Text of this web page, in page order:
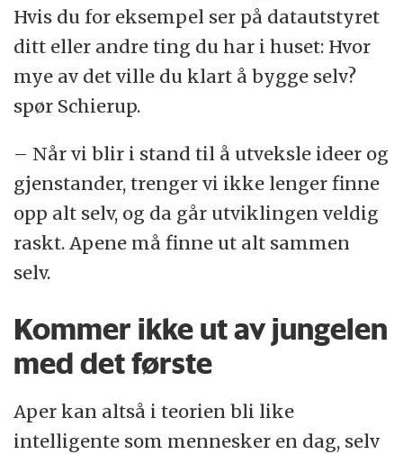
Hvis du for eksempel ser på datautstyret
ditt eller andre ting du har i huset: Hvor
mye av det ville du klart å bygge selv?
spør Schierup.
– Når vi blir i stand til å utveksle ideer og
gjenstander, trenger vi ikke lenger finne
opp alt selv, og da går utviklingen veldig
raskt. Apene må finne ut alt sammen
selv.
Kommer ikke ut av jungelen
med det første
Aper kan altså i teorien bli like
intelligente som mennesker en dag, selv